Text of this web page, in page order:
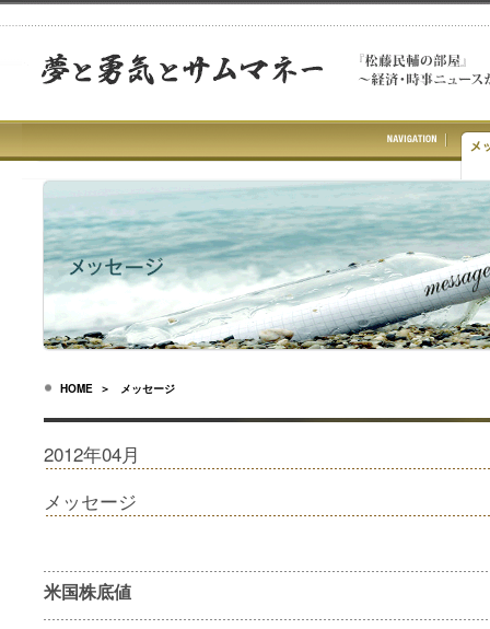
HOME ＞ メッセージ
2012年04月
メッセージ
米国株底値